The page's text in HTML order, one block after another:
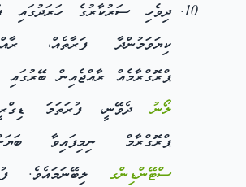
ދިވެހި ސަރުކާރުގެ ހަރަދުގައި
ކިޔަވަމުންދާ ފަރާތެއް،
ޕްރޮގްރާމެއް ރާއްޖެއިން ބޭރުގައި
ލޯނުދެވޭނީ، ފުރަތަމަ
ޕްރޮގްރާމް ނިމިފައިވާ
ސްޓޭންޑިންގ ލިބޭނަމައެވެ.